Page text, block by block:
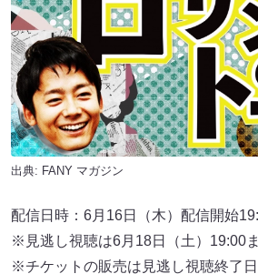
出典: FANY マガジン
配信日時：6月16日（木）配信開始
※見逃し視聴は6月18日（土）19:00
※チケットの販売は見逃し視聴終了